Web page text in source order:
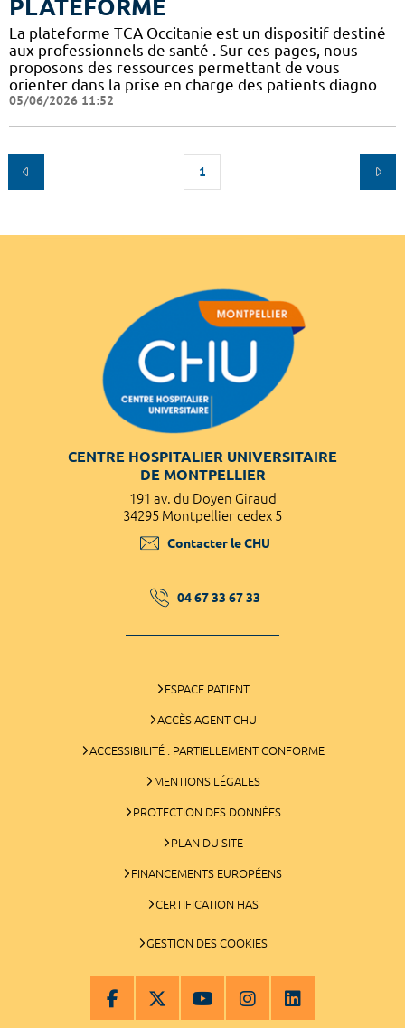
PLATEFORME
La plateforme TCA Occitanie est un dispositif destiné
aux professionnels de santé . Sur ces pages, nous
proposons des ressources permettant de vous
orienter dans la prise en charge des patients diagno
05/06/2026 11:52
1
CENTRE HOSPITALIER UNIVERSITAIRE
DE MONTPELLIER
191 av. du Doyen Giraud
34295 Montpellier cedex 5
Contacter le CHU
04 67 33 67 33
ESPACE PATIENT
ACCÈS AGENT CHU
ACCESSIBILITÉ : PARTIELLEMENT CONFORME
MENTIONS LÉGALES
PROTECTION DES DONNÉES
PLAN DU SITE
FINANCEMENTS EUROPÉENS
CERTIFICATION HAS
GESTION DES COOKIES